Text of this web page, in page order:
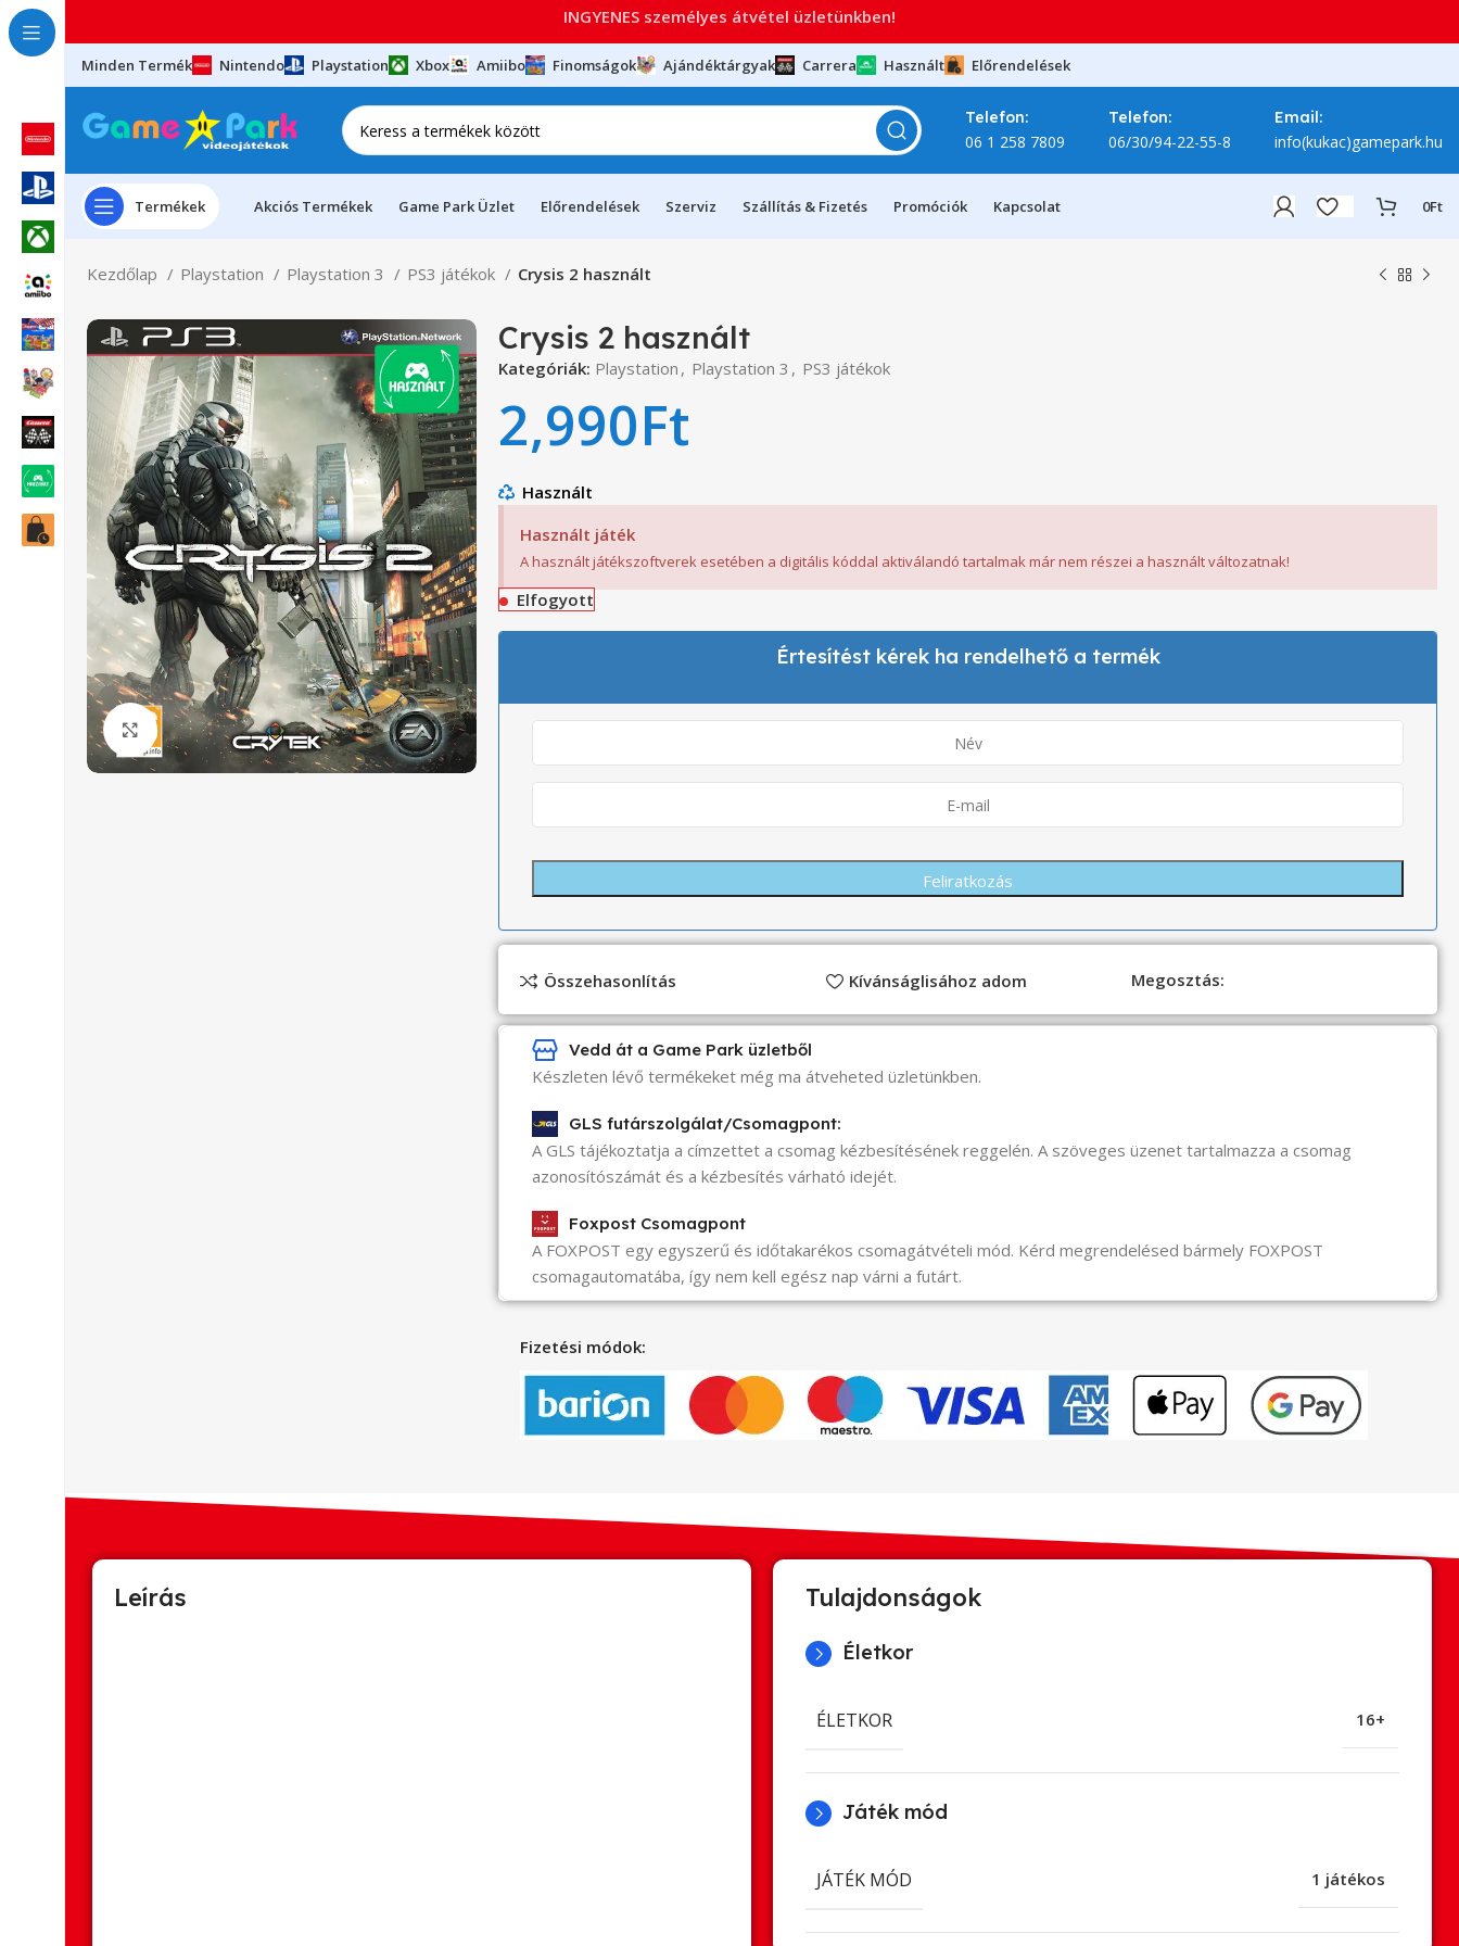
Minden Termék Nintendo Playstation Xbox Amiibo Finomságok Ajándéktárgyak Carrera Használt Előrendelések
Telefon:
06 1 258 7809
Telefon:
06/30/94-22-55-8
Email:
info(kukac)gamepark.hu
Termékek Akciós Termékek Game Park Üzlet Előrendelések Szerviz Szállítás & Fizetés Promóciók Kapcsolat 0Ft
Kezdőlap Playstation Playstation 3 PS3 játékok Crysis 2 használt
Click to enlarge
Crysis 2 használt
Kategóriák: Playstation , Playstation 3 , PS3 játékok
2,990Ft
Használt
Használt játék
A használt játékszoftverek esetében a digitális kóddal aktiválandó tartalmak már nem részei a használt változatnak!
Elfogyott
Értesítést kérek ha rendelhető a termék
Összehasonlítás Kívánságlisához adom Megosztás:
Vedd át a Game Park üzletből
Készleten lévő termékeket még ma átveheted üzletünkben.
GLS futárszolgálat/Csomagpont:
A GLS tájékoztatja a címzettet a csomag kézbesítésének reggelén. A szöveges üzenet tartalmazza a csomag
azonosítószámát és a kézbesítés várható idejét.
Foxpost Csomagpont
A FOXPOST egy egyszerű és időtakarékos csomagátvételi mód. Kérd megrendelésed bármely FOXPOST
csomagautomatába, így nem kell egész nap várni a futárt.
Fizetési módok:
Leírás Tulajdonságok
Életkor
ÉLETKOR 16+
Játék mód
JÁTÉK MÓD 1 játékos
INGYENES személyes átvétel üzletünkben!